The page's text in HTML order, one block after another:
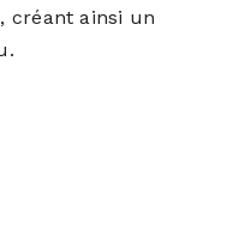
créant ainsi un